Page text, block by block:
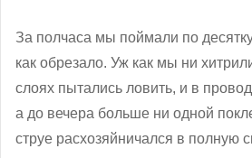
За полчаса мы поймали по
как обрезало. Уж как мы ни
слоях пытались ловить, и в
а до вечера больше ни одной
струе расхозяйничался в полную